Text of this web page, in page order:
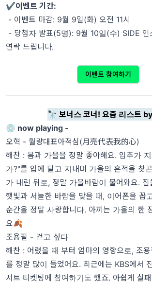
✔️이벤트 기간:
- 이벤트 마감: 9월 9일(화) 오전 11시
- 당첨자 발표(5명): 9월 10일(수) SIDE 인
연락 드립니다.
이벤트 참여하기
🔭 보너스 코너! 요즘 리스트
💿 now playing -
오혁 - 월량대표아적심(月亮代表我的心)
해찬 : 봄과 가을을 정말 좋아해요. 입추가
가?"를 입에 달고 지내며 가을의 흔적을 찾
가 내린 뒤로, 정말 가을바람이 불어와요. 집
햇빛과 서늘한 바람을 맞을 때, 이어폰을 꼽
순간을 정말 사랑합니다. 아끼는 가을의 한
요🍂
조용필 - 걷고 싶다
해찬 : 어렸을 때 부터 엄마의 영향으로, 조
를 정말 많이 들었어요. 최근에는 KBS에서
서트 티켓팅에 참여하기도 했죠. 아쉽게 실